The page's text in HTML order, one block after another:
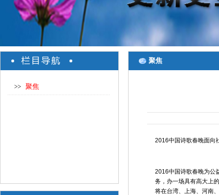
>> 聚焦
聚焦
2016中国诗歌春晚面向
2016中国诗歌春晚为公
务，办一场具有高大上
将在台湾、上海、河南